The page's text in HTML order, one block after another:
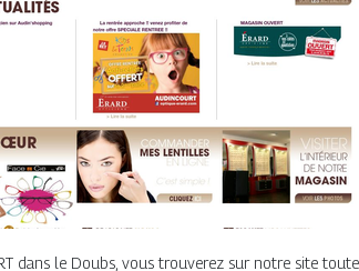
dans le Doubs, vous trouverez sur notre site